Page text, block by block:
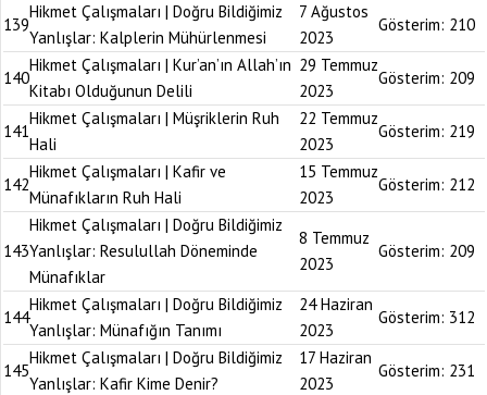
139
Hikmet Çalışmaları | Doğru Bildiğimiz
Yanlışlar: Kalplerin Mühürlenmesi
7 Ağustos
2023
Gösterim: 210
140
Hikmet Çalışmaları | Kur’an’ın Allah’ın
Kitabı Olduğunun Delili
29 Temmuz
2023
Gösterim: 209
141
Hikmet Çalışmaları | Müşriklerin Ruh
Hali
22 Temmuz
2023
Gösterim: 219
142
Hikmet Çalışmaları | Kafir ve
Münafıkların Ruh Hali
15 Temmuz
2023
Gösterim: 212
143
Hikmet Çalışmaları | Doğru Bildiğimiz
Yanlışlar: Resulullah Döneminde
Münafıklar
8 Temmuz
2023
Gösterim: 209
144
Hikmet Çalışmaları | Doğru Bildiğimiz
Yanlışlar: Münafığın Tanımı
24 Haziran
2023
Gösterim: 312
145
Hikmet Çalışmaları | Doğru Bildiğimiz
Yanlışlar: Kafir Kime Denir?
17 Haziran
2023
Gösterim: 231